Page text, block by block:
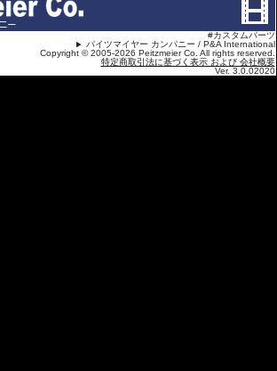
#カスタムパーツ
パイツマイヤー カンパニー / P&A International
Copyright © 2005-2026 Peitzmeier Co. All rights reserved.
特定商取引法に基づく表示 および 会社概要
Ver. 3.0.02020